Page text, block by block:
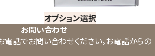
オプション選択
お問い合わせ
電話でお問い合わせください。お電話からの